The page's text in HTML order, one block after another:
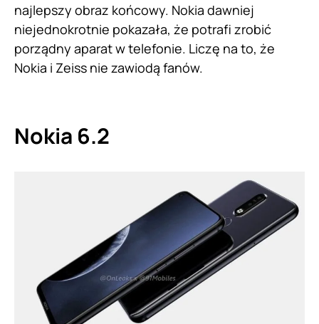
najlepszy obraz końcowy. Nokia dawniej
niejednokrotnie pokazała, że potrafi zrobić
porządny aparat w telefonie. Liczę na to, że
Nokia i Zeiss nie zawiodą fanów.
Nokia 6.2